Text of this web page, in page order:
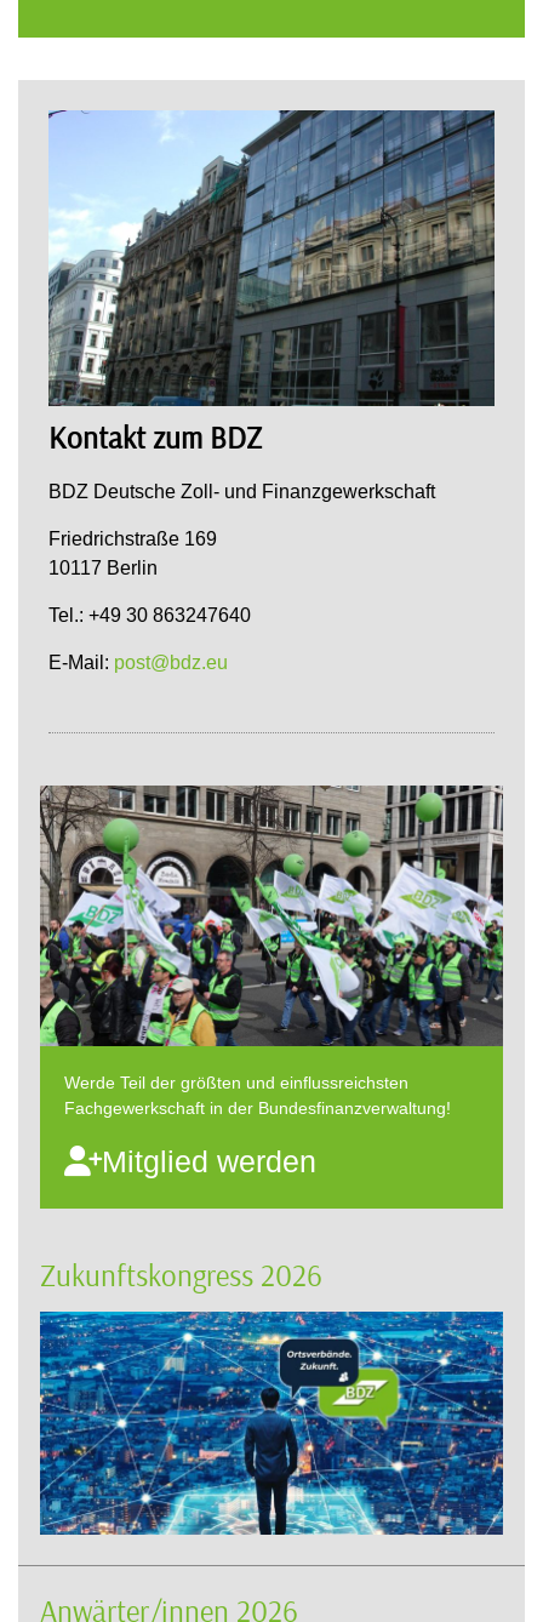
Kontakt zum BDZ
BDZ Deutsche Zoll- und Finanzgewerkschaft
Friedrichstraße 169
10117 Berlin
Tel.: +49 30 863247640
E-Mail: post@bdz.eu
Werde Teil der größten und einflussreichsten
Fachgewerkschaft in der Bundesfinanzverwaltung!
Mitglied werden
Zukunftskongress 2026
Anwärter/innen 2026